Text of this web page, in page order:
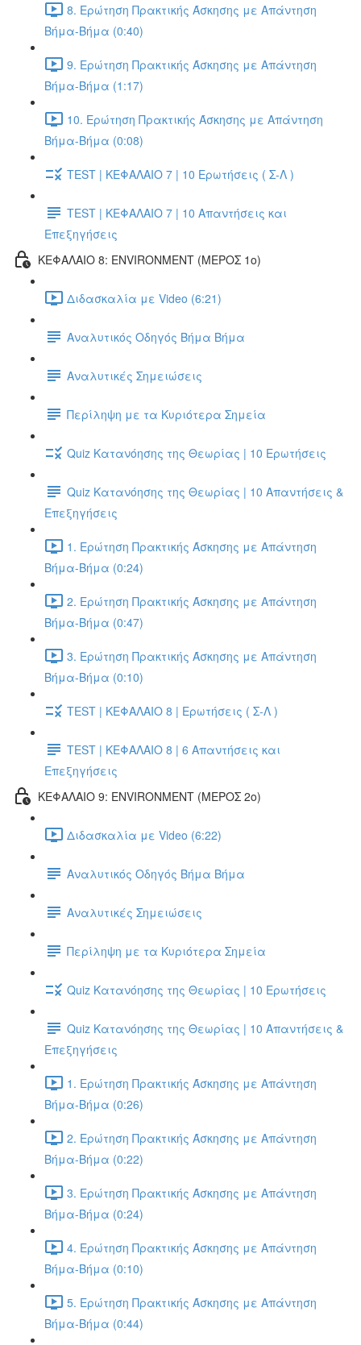
8. Ερώτηση Πρακτικής Άσκησης με Απάντηση
Βήμα-Βήμα (0:40)
9. Ερώτηση Πρακτικής Άσκησης με Απάντηση
Βήμα-Βήμα (1:17)
10. Ερώτηση Πρακτικής Άσκησης με Απάντηση
Βήμα-Βήμα (0:08)
TEST | ΚΕΦΑΛΑΙΟ 7 | 10 Ερωτήσεις ( Σ-Λ )
TEST | ΚΕΦΑΛΑΙΟ 7 | 10 Απαντήσεις και
Επεξηγήσεις
ΚΕΦΑΛΑΙΟ 8: ENVIRONMENT (ΜΕΡΟΣ 1o)
Διδασκαλία με Video (6:21)
Αναλυτικός Οδηγός Βήμα Βήμα
Αναλυτικές Σημειώσεις
Περίληψη με τα Κυριότερα Σημεία
Quiz Κατανόησης της Θεωρίας | 10 Ερωτήσεις
Quiz Κατανόησης της Θεωρίας | 10 Απαντήσεις &
Επεξηγήσεις
1. Ερώτηση Πρακτικής Άσκησης με Απάντηση
Βήμα-Βήμα (0:24)
2. Ερώτηση Πρακτικής Άσκησης με Απάντηση
Βήμα-Βήμα (0:47)
3. Ερώτηση Πρακτικής Άσκησης με Απάντηση
Βήμα-Βήμα (0:10)
TEST | ΚΕΦΑΛΑΙΟ 8 | Ερωτήσεις ( Σ-Λ )
TEST | ΚΕΦΑΛΑΙΟ 8 | 6 Απαντήσεις και
Επεξηγήσεις
ΚΕΦΑΛΑΙΟ 9: ENVIRONMENT (ΜΕΡΟΣ 2o)
Διδασκαλία με Video (6:22)
Αναλυτικός Οδηγός Βήμα Βήμα
Αναλυτικές Σημειώσεις
Περίληψη με τα Κυριότερα Σημεία
Quiz Κατανόησης της Θεωρίας | 10 Ερωτήσεις
Quiz Κατανόησης της Θεωρίας | 10 Απαντήσεις &
Επεξηγήσεις
1. Ερώτηση Πρακτικής Άσκησης με Απάντηση
Βήμα-Βήμα (0:26)
2. Ερώτηση Πρακτικής Άσκησης με Απάντηση
Βήμα-Βήμα (0:22)
3. Ερώτηση Πρακτικής Άσκησης με Απάντηση
Βήμα-Βήμα (0:24)
4. Ερώτηση Πρακτικής Άσκησης με Απάντηση
Βήμα-Βήμα (0:10)
5. Ερώτηση Πρακτικής Άσκησης με Απάντηση
Βήμα-Βήμα (0:44)